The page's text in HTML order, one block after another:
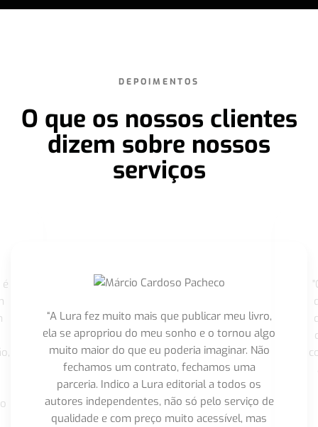
DEPOIMENTOS
O que os nossos clientes
dizem sobre nossos
serviços
“A Lura fez muito mais que publicar meu livro,
ela se apropriou do meu sonho e o tornou algo
muito maior do que eu poderia imaginar. Não
fechamos um contrato, fechamos uma
parceria. Indico a Lura editorial a todos os
autores independentes, não só pelo serviço de
qualidade e com preço muito acessível, mas